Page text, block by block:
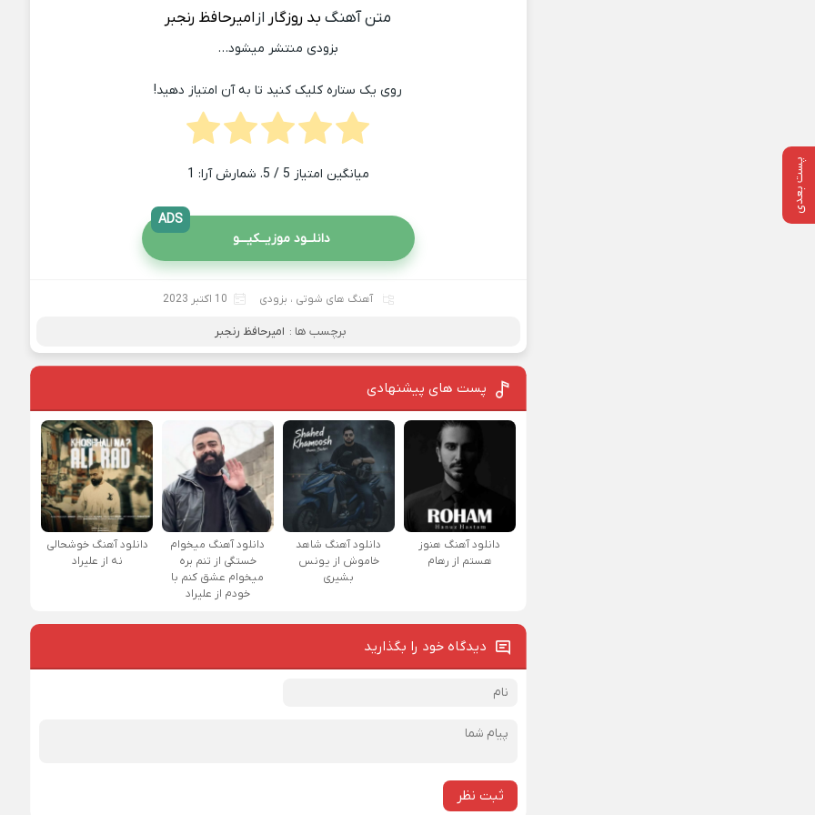
پست بعدی
متن آهنگ بد روزگارازامیرحافظ رنجبر
بزودی منتشر میشود…
روی یک ستاره کلیک کنید تا به آن امتیاز دهید!
میانگین امتیاز 5 / 5. شمارش آرا: 1
دانلــود موزیــکیـــو
ADS
آهنگ های شوتی ، بزودی 10 اکتبر 2023
برچسب ها : امیرحافظ رنجبر
پست های پیشنهادی
دانلود آهنگ هنوز
هستم از رهام
دانلود آهنگ شاهد
خاموش از یونس
بشیری
دانلود آهنگ میخوام
خستگی از تنم بره
میخوام عشق کنم با
خودم از علیراد
دانلود آهنگ خوشحالی
نه از علیراد
دیدگاه خود را بگذارید
ثبت نظر